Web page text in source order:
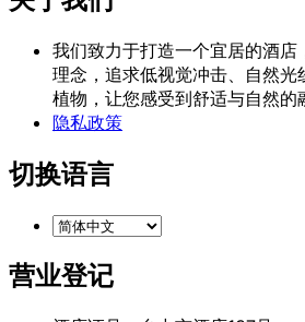
我们致力于打造一个宜居的酒店
理念，追求低视觉冲击、自然光
植物，让您感受到舒适与自然的
隐私政策
切换语言
营业登记